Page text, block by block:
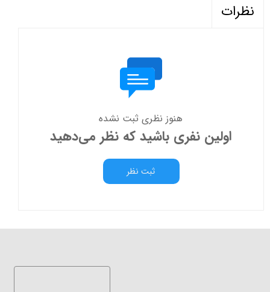
نظرات
هنوز نظری ثبت نشده
اولین نفری باشید که نظر می‌دهید
ثبت نظر